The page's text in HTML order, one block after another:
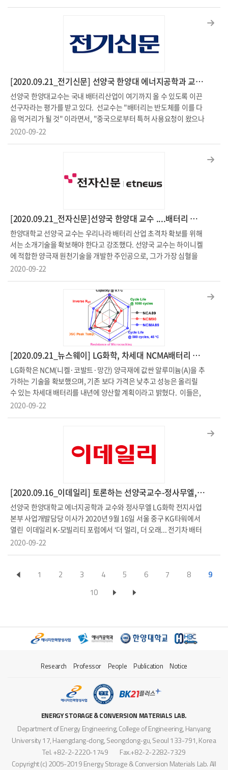
하는 기폭제 역할을 할 것으로 기대 된다. (1회충전 기준; 1세대: 200
km미만, 2세대: 320-500 km, 3세대: 500-700 km) 양극소재는 리
상을 차지하는 원재료이기에 전기자동차의 핵심소재이다. 따라서 양
극소재의 에너지밀도와 수명향상은 전기자동차의 가격 절감과 주행
거리와 사용기간 증대로 이어진다. 에너지밀도는 소재 내 니켈 함량에
비례한다. 때문에 현 이차전지 업계는 양극소재 내 니켈함량을 높여
전기자동차 주행거리를 향상시키는 것에 초점이 맞춰져 있다. (상용화
있다. 특히 마지막 20-30%의 용량을 충전하는데 급격한 스트레스가
발생하며 온전히 양극소재에 축적된다. 스트레스를 해소하기 위해 양
래 용량의 70-80%만 충전시킬 수 있도록 설계되며 나머지 용량은 버
려지는 문제가 있다. 선양국 교수 연구팀은 이와 같은 문제점을 해결
하기 위해 두 가지 해결책을 제시하였다. 첫 번째는 스트레스를 줄일
수 있는 “오더링 구조”이다. 상용 양극소재에 높은 산화수를 갖는 금
속 도핑(Ta, Mo, Nb, W)을 통해 리튬과 전이금속의 자리바꿈을 유도
했다. 기존 층상계 구조는 고전압까지 충전할 때 특히 불안정하다. 이
상태로 지속적으로 사용하면 결정구조가 무너지는 현상이 생긴다. 이
현상이 전지자동차의 출력을 떨어트리고 주행거리를 감소시키는 문
제점으로 나타난다. 새로운 오더링 구조는 충전 시에도 매우 안정적으
로 결정구조를 유지하며 스트레스를 줄여주는 역할을 수행한다. 두 번
째는 스트레스가 축적돼도 견딜 수 있도록 입자 형상을 설계하여 “막
대모양”으로 구성된 양극소재를 합성한 것이다. 두 가지 해결책이 적
용 된 양극소재는 100% 충전을 해도 미세균열이 생기지 않는다. 원자
및 입자형태 변환을 통한 마이크로 수준의 공학설계를 통해 높은 에너
지 밀도를 유지하면서 안정적인 수명특성을 갖는 혁신적인 “NCX” K-
양극소재가 개발 되었다. *NCX= Li[Ni0.9Co0.09X0.01]O2 (X=Ta,
Mo, Nb, W) K-양극소재는 90-95%의 니켈을 포함하고 있음에도 불
구하고 본래 에너지밀도를 100% 활용 가능하다. 이는 버려지는 에너
지가 없어 이차전지의 가격 및 무게 절감 효과로 이어지며, 1회 충전으
도 초기와 비슷한 성능을 나타낼 수 있다. 또한 10분의 급속 충전이 가
능하며 차세대 이차전지인 전고체 시스템에 적용가능하다. 추후 1,00
번 선양국 교수연구팀의 연구는 높은 학술적 가치를 인정 받아 에너지
분야의 세계 최고권위의 학술지 '네이처 에너지(Nature Energy)'에
게재 되었다. 관련 논문 https://www.nature.com/articles/s4156
0-020-00693-6
[2020.09.21_전기신문] 선양국 한양대 에너지공학과 교수 '매소성 전투처럼 중국과 배터리 전쟁 반드시 이겨야'
선양국 한양대교수는 국내 배터리산업이 여기까지 올 수 있도록 이끈
선구자라는 평가를 받고 있다. 선교수는 "배터리는 반도체를 이를 다
음 먹거리가 될 것" 이라면서, "중국으로부터 특허 사용요청이 왔으나
내줄 생각이 전혀 없다"라며 "세계 최고의 기술력을 갖는 것 만이 우
0.09.22_ 전기신문] 선양국 한양대 에너지공학과 교수 "매소성 전투
처럼 중국과 배터리 전쟁 반드시 이겨야”http://www.electimes.co
2020-09-22
[2020.09.21_전자신문]선양국 한양대 교수 ....배터리 원천소재 미래 이끌 첨병
한양대학교 선양국 교수는 우리나라 배터리 산업 초격차 확보를 위해
서는 소개기술을 확보해야 한다고 강조했다. 선양국 교수는 하이니켈
에 적합한 양극재 원천기술을 개발한 주인공으로, 그가 가장 심혈을
기울인 양극재 기술은 '코어쉘그래디언트(CSG) 기술'이라고 전했다.
척해야 한다"고 강조하였으며, 이어 "중국 등 해외 업체에 배터리시장
의 주도권을 빼앗기면 안된다"라고 덧붙였다. [20.09.21 전자신
문] [창간특집] 선양국 한양대 교수 "배터리 원천소재 미래 이끌 첨
병"https://www.etnews.com/20200916000044
2020-09-22
[2020.09.21_뉴스웨이] LG화학, 차세대 NCMA배터리 내년 양산 ...가격 낮추고 성는 올려
LG화학은 NCM(니켈·코발트·망간) 양극재에 값싼 알루미늄(A)을 추
가하는 기술을 확보했으며, 기존 보다 가​격은 낮추고 성능은 올리릴
수 있는 차세대 배터리를 내년에 양산할 계획이라고 밝혔다. 이들은,
배터리 재료업계 세계 최고의 권위자로 꼽히는한양대학교 에너지공
뉴스웨이] LG화학, 차세대 NCMA배터리 내년 양산...가격 낮추고 성
능 올려http://www.newsway.co.kr/news/view?tp=1&ud=2020
Batteries" https://pubs.acs.org/doi/10.1021/acsenerg
ylett.8b02499
2020-09-22
[2020.09.16_이데일리] 토론하는 선양국교수-정사무엘, '더 멀리, 더 오래...전기차 배터리의 미래는'
선양국 한양대학교 에너지공학과 교수와 정사무엘 LG화학 전지사업
본부 사업개발담당 이사가 2020년 9월 16일 서울 중구 KG타워에서
열린 이데일리 K-모빌리티 포럼에서 ‘더 멀리, 더 오래... 전기차 배터
리의 미래는’을 주제로 토론하고 있다. [2020.09.16_이데일리] 토론
25900776&mediaCodeNo=257&OutLnkChk=Y
2020-09-22
1 2 3 4 5 6 7 8
9
10
Research Professor People Publication Notice
ENERGY STORAGE & CONVERSION MATERIALS LAB.
Department of Energy Engineering, College of Engineering, Hanyang
University 17, Haengdang-dong, Seongdong-gu, Seoul 133-791, Korea
Tel. +82-2-2220-1749
Fax.+82-2-2282-7329
Copyright (c) 2005-2019 Energy Storage & Conversion Materials Lab. All